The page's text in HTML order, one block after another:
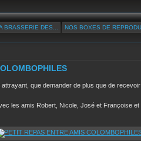
BRASSERIE DES... NOS BOXES DE
que demander de plus que de
les amis Robert, Nicole, José et Françoise